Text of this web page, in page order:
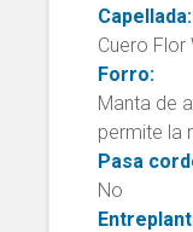
Capellada:
Cuero
Forro:
Manta de
permite la
Pasa
No